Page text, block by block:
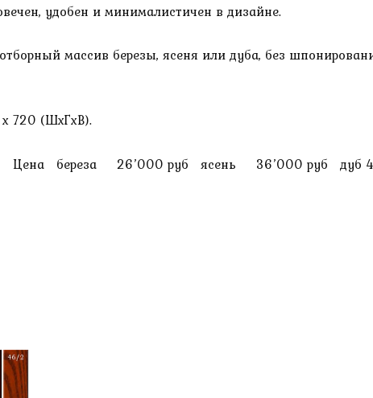
удобен и минималистичен в дизайне.
массив березы, ясеня или дуба, без
720 (ШхГхВ).
Цена береза 26’000 руб ясень 36’000 руб дуб